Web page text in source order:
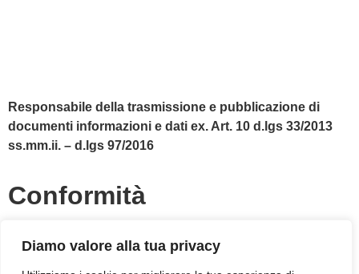
Diamo valore alla tua privacy
Responsabile della trasmissione e pubblicazione di
documenti informazioni e dati ex. Art. 10 d.lgs 33/2013
ss.mm.ii. – d.lgs 97/2016
Conformità
Privacy Policy